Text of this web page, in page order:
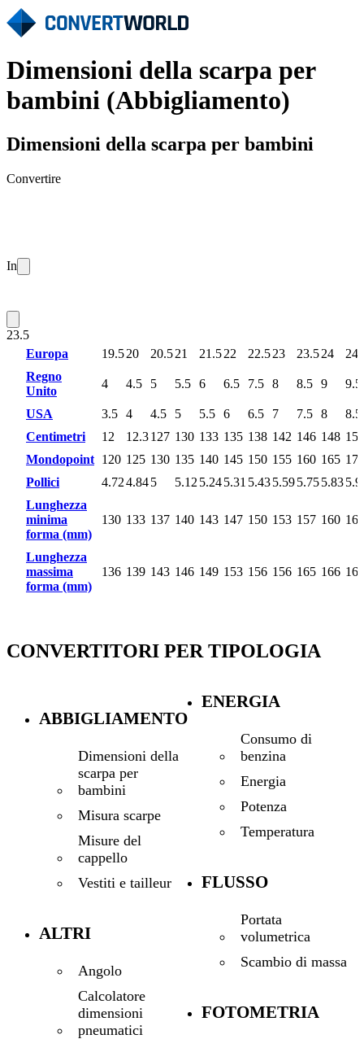
Dimensioni della scarpa per
bambini (Abbigliamento)
Dimensioni della scarpa per bambini
Convertire
In
23.5
Europa
19.520 20.521 21.522 22.523 23.524
Regno
Unito
4 4.5 5 5.5 6 6.5 7.5 8 8.5 9 9.5
USA 3.5 4 4.5 5 5.5 6 6.5 7 7.5 8
8.5
Centimetri
12 12.3127 130 133 135 138 142 146 148 150
Mondopoint 120 125 130 135 140 145 150 155 160 165 170
Pollici
4.724.845 5.12 5.245.31 5.435.595.755.83
Lunghezza
minima
forma (mm)
130 133 137 140 143 147 150 153 157 160 163
Lunghezza
massima
forma (mm)
136 139 143 146 149 153 156 156 165 166 169
CONVERTITORI PER TIPOLOGIA
ABBIGLIAMENTO
Dimensioni della
scarpa per
bambini
Misura scarpe
Misure del
cappello
Vestiti e tailleur
ALTRI
Angolo
Calcolatore
dimensioni
pneumatici
ENERGIA
Consumo di
benzina
Energia
Potenza
Temperatura
FLUSSO
Portata
volumetrica
Scambio di massa
FOTOMETRIA